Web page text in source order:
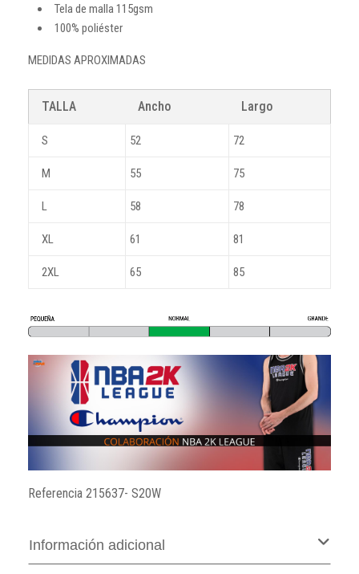
Tela de malla 115gsm
100% poliéster
MEDIDAS APROXIMADAS
TALLA Ancho Largo
S 52 72
M 55 75
L 58 78
XL 61 81
2XL 65 85
Referencia 215637- S20W
Información adicional